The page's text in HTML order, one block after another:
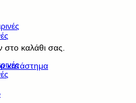
στο καλάθι σας.
κατάστημα